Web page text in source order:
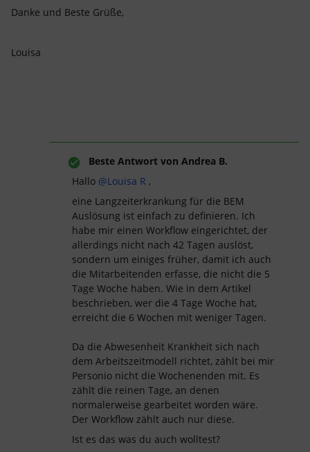
Danke und Beste Grüße,
Louisa
Beste Antwort von Andrea B.
Hallo ​ @Louisa R ,
eine Langzeiterkrankung für die BEM
Auslösung ist einfach zu definieren. Ich
habe mir einen Workflow eingerichtet, der
allerdings nicht nach 42 Tagen auslöst,
sondern um einiges früher, damit ich auch
die Mitarbeitenden erfasse, die nicht die 5
Tage Woche haben. Wie in dem Artikel
beschrieben, wer die 4 Tage Woche hat,
erreicht die 6 Wochen mit weniger Tagen.
Da die Abwesenheit Krankheit sich nach
dem Arbeitszeitmodell richtet, zählt bei mir
Personio nicht die Wochenenden mit. Es
zählt die reinen Tage, an denen
normalerweise gearbeitet worden wäre.
Der Workflow zählt auch nur diese.
Ist es das was du auch wolltest?